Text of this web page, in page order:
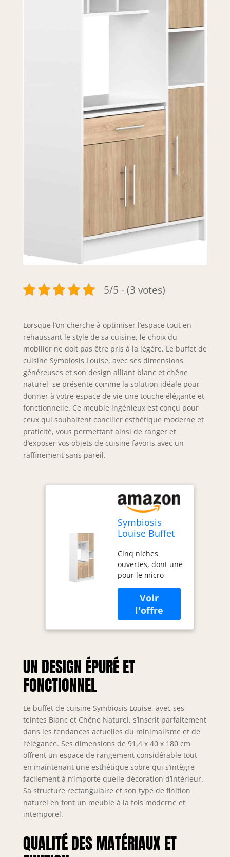
5/5 - (3 votes)
Lorsque l’on cherche à optimiser l’espace tout en
rehaussant le style de sa cuisine, le choix du
mobilier ne doit pas être pris à la légère. Le buffet de
cuisine Symbiosis Louise, avec ses dimensions
généreuses et son design alliant blanc et chêne
naturel, se présente comme la solution idéale pour
donner à votre espace de vie une touche élégante et
fonctionnelle. Ce meuble ingénieux est conçu pour
ceux qui souhaitent concilier esthétique moderne et
praticité, vous permettant ainsi de ranger et
d’exposer vos objets de cuisine favoris avec un
raffinement sans pareil.
Symbiosis
Louise Buffet
Blanc et Chêne
Naturel
91,4x40x180
cm
Cinq niches
ouvertes, dont une
pour le micro-
coulissante Un
tiroir sur guides à
roulements à billes
Deux grands
par deux portes
Deux espaces de
par une porte
UN DESIGN ÉPURÉ ET
FONCTIONNEL
Le buffet de cuisine Symbiosis Louise, avec ses
teintes Blanc et Chêne Naturel, s’inscrit parfaitement
dans les tendances actuelles du minimalisme et de
l’élégance. Ses dimensions de 91,4 x 40 x 180 cm
offrent un espace de rangement considérable tout
en maintenant une esthétique sobre qui s’intègre
facilement à n’importe quelle décoration d’intérieur.
Sa structure rectangulaire et son type de finition
naturel en font un meuble à la fois moderne et
intemporel.
QUALITÉ DES MATÉRIAUX ET